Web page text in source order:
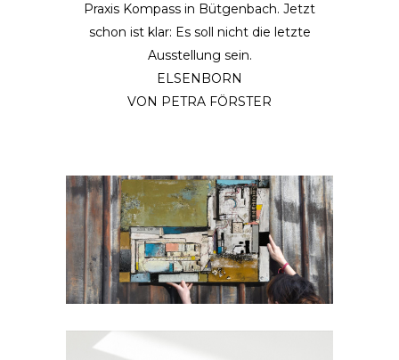
Praxis Kompass in Bütgenbach. Jetzt
schon ist klar: Es soll nicht die letzte
Ausstellung sein.
ELSENBORN
VON PETRA FÖRSTER